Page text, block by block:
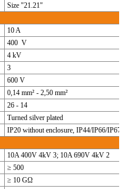
Size "21.21"
10 A
400 V
4 kV
3
600 V
0,14 mm² - 2,50 mm²
26 - 14
Turned silver plated
IP20 without enclosure, IP44/IP66/IP67/
10A 400V 4kV 3; 10A 690V 4kV 2
≥ 500
≥ 10 GΩ